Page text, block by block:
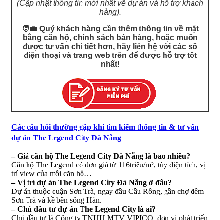
(Cập nhật thông tin mới nhất về dự án và hỗ trợ khách
hàng).​
🧑‍💼 Quý khách hàng cần thêm thông tin về mặt
bằng căn hộ, chính sách bán hàng, hoặc muốn
được tư vấn chi tiết hơn, hãy liên hệ với các số
điện thoại và trang web trên để được hỗ trợ tốt
nhất!
Các câu hỏi thường gặp khi tìm kiếm thông tin & tư vấn
dự án The Legend City Đà Nẵng
– Giá căn hộ The Legend City Đà Nẵng là bao nhiêu?
Căn hộ The Legend có đơn giá từ 116triệu/m², tùy diện tích, vị
trí view của mỗi căn hộ…
– Vị trí dự án The Legend City Đà Nẵng ở đâu?
Dự án thuộc quận Sơn Trà, ngay đầu Cầu Rồng, gần chợ đêm
Sơn Trà và kề bên sông Hàn.
– Chủ đầu tư dự án The Legend City là ai?
Chủ đầu tư là Công ty TNHH MTV VIPICO, đơn vị phát triển